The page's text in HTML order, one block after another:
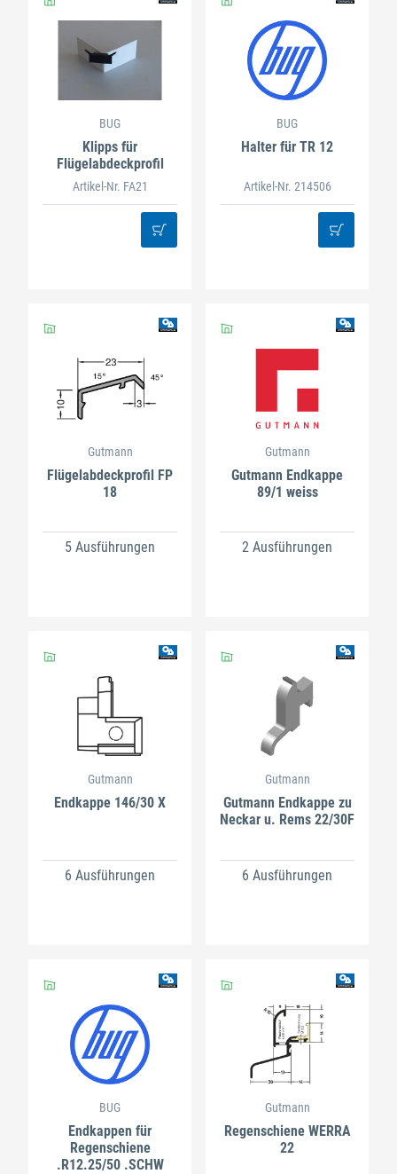
BUG
Klipps für
Flügelabdeckprofil
Artikel-Nr. FA21
BUG
Halter für TR 12
Artikel-Nr. 214506
Gutmann
Flügelabdeckprofil FP
18
5 Ausführungen
Gutmann
Gutmann Endkappe
89/1 weiss
2 Ausführungen
Gutmann
Endkappe 146/30 X
6 Ausführungen
Gutmann
Gutmann Endkappe zu
Neckar u. Rems 22/30F
6 Ausführungen
BUG
Endkappen für
Regenschiene
.R12.25/50 .SCHW
Gutmann
Regenschiene WERRA
22